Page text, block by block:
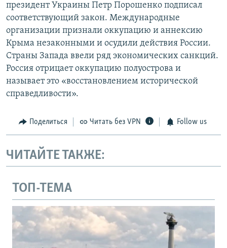
президент Украины Петр Порошенко подписал
соответствующий закон. Международные
организации признали оккупацию и аннексию
Крыма незаконными и осудили действия России.
Страны Запада ввели ряд экономических санкций.
Россия отрицает оккупацию полуострова и
называет это «восстановлением исторической
справедливости».
Поделиться Читать без VPN Follow us
ЧИТАЙТЕ ТАКЖЕ:
ТОП-ТЕМА